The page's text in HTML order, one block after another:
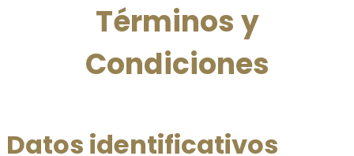
Términos y
Condiciones
Datos identificativos